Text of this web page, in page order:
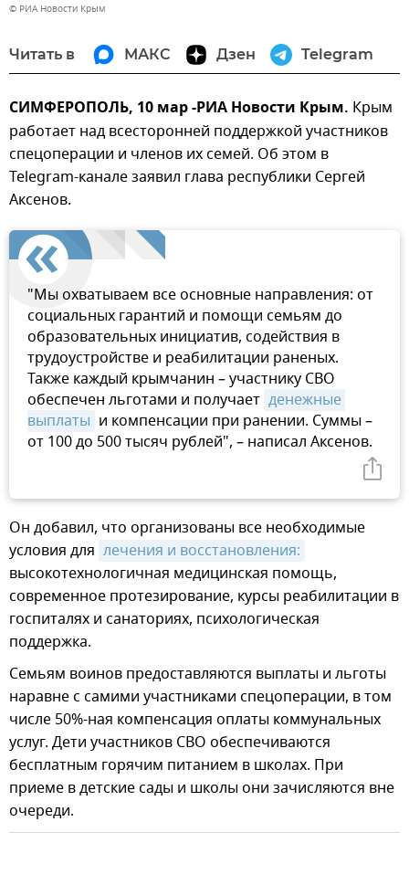
© РИА Новости Крым
Читать в МАКС Дзен Telegram
СИМФЕРОПОЛЬ, 10 мар -РИА Новости Крым. Крым
работает над всесторонней поддержкой участников
спецоперации и членов их семей. Об этом в
Telegram-канале заявил глава республики Сергей
Аксенов.
"Мы охватываем все основные направления: от
социальных гарантий и помощи семьям до
образовательных инициатив, содействия в
трудоустройстве и реабилитации раненых.
Также каждый крымчанин – участнику СВО
обеспечен льготами и получает денежные
выплаты и компенсации при ранении. Суммы –
от 100 до 500 тысяч рублей", – написал Аксенов.
Он добавил, что организованы все необходимые
условия для лечения и восстановления:
высокотехнологичная медицинская помощь,
современное протезирование, курсы реабилитации в
госпиталях и санаториях, психологическая
поддержка.
Семьям воинов предоставляются выплаты и льготы
наравне с самими участниками спецоперации, в том
числе 50%-ная компенсация оплаты коммунальных
услуг. Дети участников СВО обеспечиваются
бесплатным горячим питанием в школах. При
приеме в детские сады и школы они зачисляются вне
очереди.